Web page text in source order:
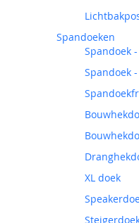
Spandoeken
Spandoek
Spandoek
XL doek